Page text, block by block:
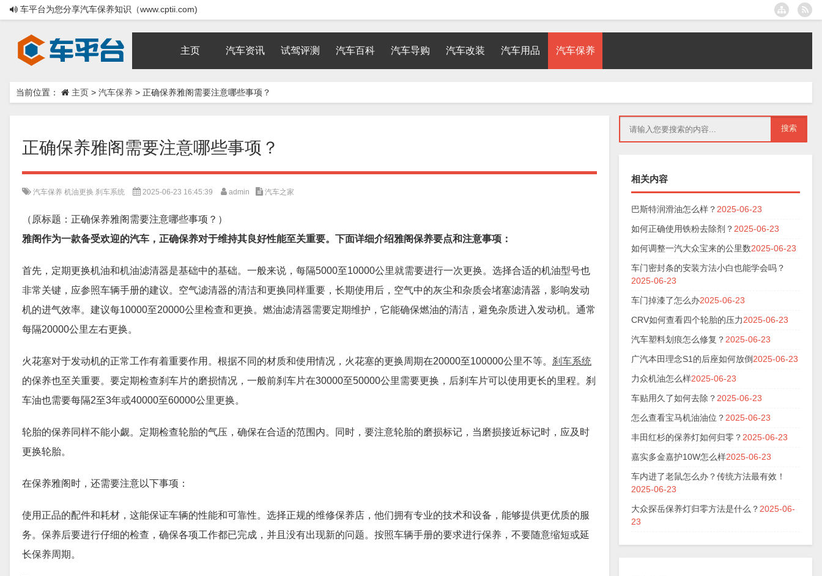
车平台为您分享汽车保养知识（www.cptii.com)
主页 汽车资讯 试驾评测 汽车百科 汽车导购 汽车改装 汽车用品 汽车保养
当前位置： 主页 > 汽车保养 > 正确保养雅阁需要注意哪些事项？
正确保养雅阁需要注意哪些事项？
汽车保养 机油更换 刹车系统 2025-06-23 16:45:39 admin 汽车之家
（原标题：正确保养雅阁需要注意哪些事项？）
雅阁作为一款备受欢迎的汽车，正确保养对于维持其良好性能至关重要。下面详细介绍雅阁保养要点和注意事项：
首先，定期更换机油和机油滤清器是基础中的基础。一般来说，每隔5000至10000公里就需要进行一次更换。选择合适的机油型号也
非常关键，应参照车辆手册的建议。空气滤清器的清洁和更换同样重要，长期使用后，空气中的灰尘和杂质会堵塞滤清器，影响发动
机的进气效率。建议每10000至20000公里检查和更换。燃油滤清器需要定期维护，它能确保燃油的清洁，避免杂质进入发动机。通常
每隔20000公里左右更换。
火花塞对于发动机的正常工作有着重要作用。根据不同的材质和使用情况，火花塞的更换周期在20000至100000公里不等。 刹车系统
的保养也至关重要。要定期检查刹车片的磨损情况，一般前刹车片在30000至50000公里需要更换，后刹车片可以使用更长的里程。刹
车油也需要每隔2至3年或40000至60000公里更换。
轮胎的保养同样不能小觑。定期检查轮胎的气压，确保在合适的范围内。同时，要注意轮胎的磨损标记，当磨损接近标记时，应及时
更换轮胎。
在保养雅阁时，还需要注意以下事项：
使用正品的配件和耗材，这能保证车辆的性能和可靠性。选择正规的维修保养店，他们拥有专业的技术和设备，能够提供更优质的服
务。保养后要进行仔细的检查，确保各项工作都已完成，并且没有出现新的问题。按照车辆手册的要求进行保养，不要随意缩短或延
长保养周期。
相关内容
巴斯特润滑油怎么样？ 2025-06-23
如何正确使用铁粉去除剂？ 2025-06-23
如何调整一汽大众宝来的公里数2025-06-23
车门密封条的安装方法小白也能学会吗？
2025-06-23
车门掉漆了怎么办2025-06-23
CRV如何查看四个轮胎的压力2025-06-23
汽车塑料划痕怎么修复？ 2025-06-23
广汽本田理念S1的后座如何放倒 2025-06-23
力众机油怎么样2025-06-23
车贴用久了如何去除？ 2025-06-23
怎么查看宝马机油油位？ 2025-06-23
丰田红杉的保养灯如何归零？ 2025-06-23
嘉实多金嘉护10W怎么样2025-06-23
车内进了老鼠怎么办？传统方法最有效！
2025-06-23
大众探岳保养灯归零方法是什么？ 2025-06-
23